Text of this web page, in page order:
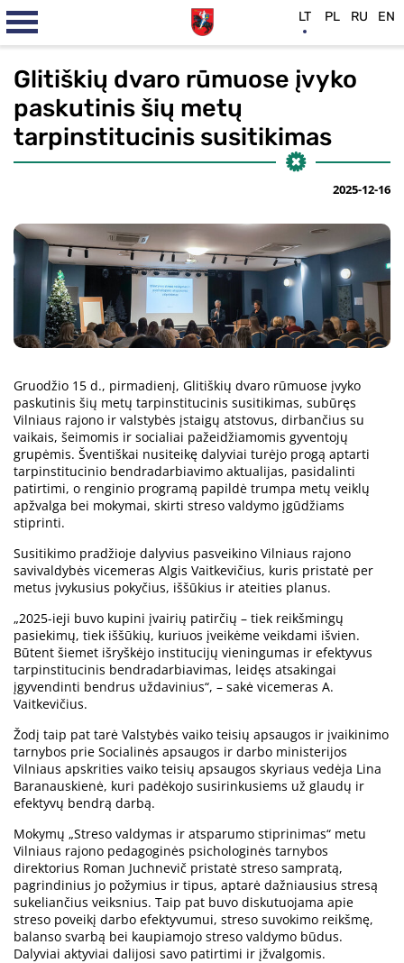
Glitiškių dvaro rūmuose įvyko
paskutinis šių metų
tarpinstitucinis susitikimas
2025-12-16
Gruodžio 15 d., pirmadienį, Glitiškių dvaro rūmuose įvyko
paskutinis šių metų tarpinstitucinis susitikimas, subūręs
Vilniaus rajono ir valstybės įstaigų atstovus, dirbančius su
vaikais, šeimomis ir socialiai pažeidžiamomis gyventojų
grupėmis. Šventiškai nusiteikę dalyviai turėjo progą aptarti
tarpinstitucinio bendradarbiavimo aktualijas, pasidalinti
patirtimi, o renginio programą papildė trumpa metų veiklų
apžvalga bei mokymai, skirti streso valdymo įgūdžiams
stiprinti.
Susitikimo pradžioje dalyvius pasveikino Vilniaus rajono
savivaldybės vicemeras Algis Vaitkevičius, kuris pristatė per
metus įvykusius pokyčius, iššūkius ir ateities planus.
„2025-ieji buvo kupini įvairių patirčių – tiek reikšmingų
pasiekimų, tiek iššūkių, kuriuos įveikėme veikdami išvien.
Būtent šiemet išryškėjo institucijų vieningumas ir efektyvus
tarpinstitucinis bendradarbiavimas, leidęs atsakingai
įgyvendinti bendrus uždavinius“, – sakė vicemeras A.
Vaitkevičius.
Žodį taip pat tarė Valstybės vaiko teisių apsaugos ir įvaikinimo
tarnybos prie Socialinės apsaugos ir darbo ministerijos
Vilniaus apskrities vaiko teisių apsaugos skyriaus vedėja Lina
Baranauskienė, kuri padėkojo susirinkusiems už glaudų ir
efektyvų bendrą darbą.
Mokymų „Streso valdymas ir atsparumo stiprinimas“ metu
Vilniaus rajono pedagoginės psichologinės tarnybos
direktorius Roman Juchnevič pristatė streso sampratą,
pagrindinius jo požymius ir tipus, aptarė dažniausius stresą
sukeliančius veiksnius. Taip pat buvo diskutuojama apie
streso poveikį darbo efektyvumui, streso suvokimo reikšmę,
balanso svarbą bei kaupiamojo streso valdymo būdus.
Dalyviai aktyviai dalijosi savo patirtimi ir įžvalgomis.
LT PL RU EN